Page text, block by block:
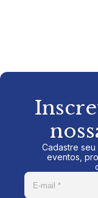
Cadastre seu
eventos,